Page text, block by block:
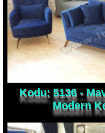
Kodu: 5136 -
Modern